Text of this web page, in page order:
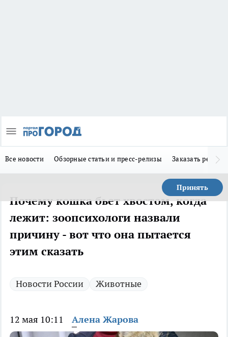
Все новости Обзорные статьи и пресс-релизы Заказать
Принять
Почему кошка бьет хвостом, когда
лежит: зоопсихологи назвали
причину - вот что она пытается
этим сказать
Новости России Животные
12 мая 10:11 Алена Жарова